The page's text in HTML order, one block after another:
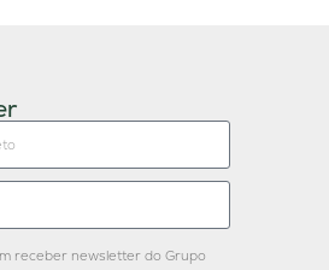
receber newsletter do Grupo